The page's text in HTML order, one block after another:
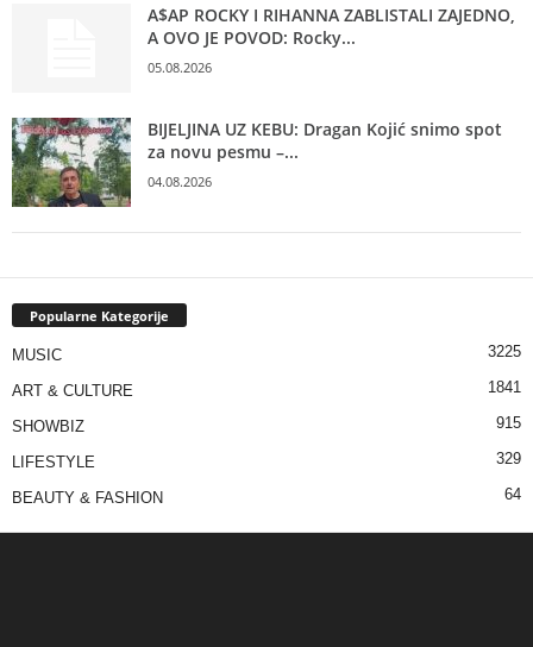
A$AP ROCKY I RIHANNA ZABLISTALI ZAJEDNO,
A OVO JE POVOD: Rocky...
05.08.2026
BIJELJINA UZ KEBU: Dragan Kojić snimo spot
za novu pesmu –...
04.08.2026
Popularne Kategorije
MUSIC 3225
ART & CULTURE 1841
SHOWBIZ 915
LIFESTYLE 329
BEAUTY & FASHION 64